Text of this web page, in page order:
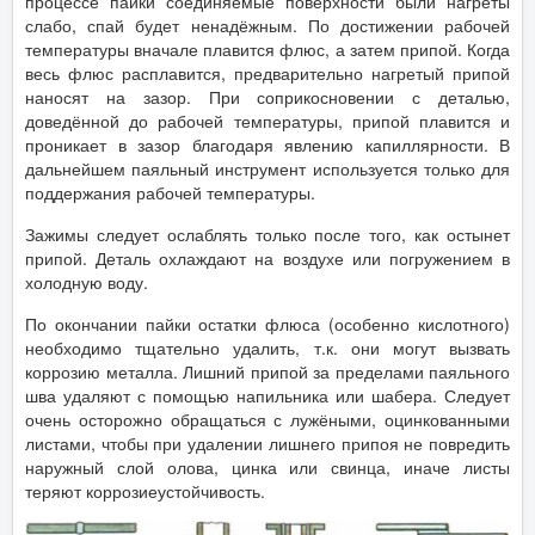
слабо, спай будет ненадёжным. По достижении рабочей
температуры вначале плавится флюс, а затем припой. Когда
весь флюс расплавится, предварительно нагретый припой
наносят на зазор. При соприкосновении с деталью,
доведённой до рабочей температуры, припой плавится и
проникает в зазор благодаря явлению капиллярности. В
дальнейшем паяльный инструмент используется только для
поддержания рабочей температуры.
Зажимы следует ослаблять только после того, как остынет
припой. Деталь охлаждают на воздухе или погружением в
холодную воду.
По окончании пайки остатки флюса (особенно кислотного)
необходимо тщательно удалить, т.к. они могут вызвать
коррозию металла. Лишний припой за пределами паяльного
шва удаляют с помощью напильника или шабера. Следует
очень осторожно обращаться с лужёными, оцинкованными
листами, чтобы при удалении лишнего припоя не повредить
наружный слой олова, цинка или свинца, иначе листы
теряют коррозиеустойчивость.